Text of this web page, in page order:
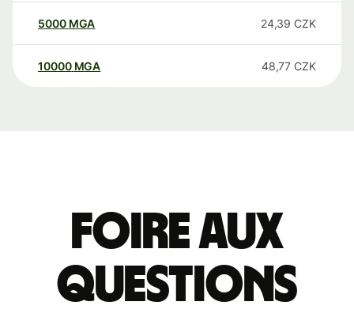
5000 MGA 24,39 CZK
10000 MGA 48,77 CZK
Foire aux
questions